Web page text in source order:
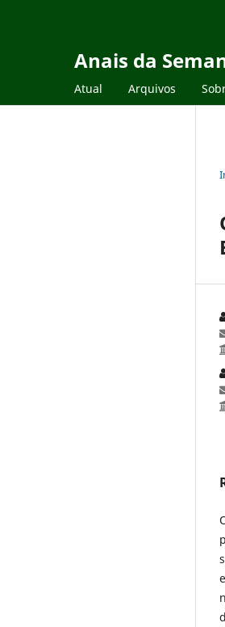
Anais da
Atual Arquivos